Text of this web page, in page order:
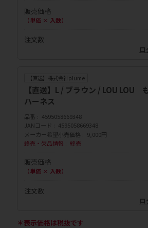
販売価格
（単価 × 入数）
注文数
【直送】株式会社plume
【直送】L / ブラウン / LOU LOU
ハーネス
品番
4595058669348
JANコード
4595058669348
メーカー希望小売価格
9,000円
終売・欠品情報
終売
販売価格
（単価 × 入数）
注文数
＊表示価格は税抜です